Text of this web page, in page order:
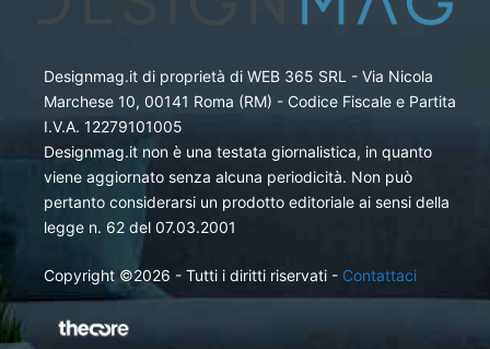
Designmag.it di proprietà di WEB 365 SRL - Via Nicola
Marchese 10, 00141 Roma (RM) - Codice Fiscale e Partita
I.V.A. 12279101005
Designmag.it non è una testata giornalistica, in quanto
viene aggiornato senza alcuna periodicità. Non può
pertanto considerarsi un prodotto editoriale ai sensi della
legge n. 62 del 07.03.2001
Copyright ©2026 - Tutti i diritti riservati - Contattaci